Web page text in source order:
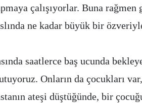
çalışıyorlar. Buna
ne kadar büyük bir özveriyle
saatlerce baş ucunda
Onların da çocukları
ateşi düştüğünde, bir